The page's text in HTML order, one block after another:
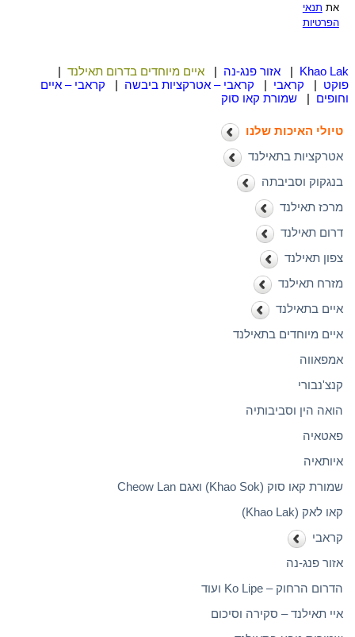
את תנאי
הפרטיות
Khao Lak
| אזור פנג-נה | איים מיוחדים בדרום תאילנד |
פוקט | קראבי | קראבי – אטרקציות ביבשה | קראבי – איים
וחופים | שמורת קאו סוק
טיולי האיכות שלנו
אטרקציות בתאילנד
בנגקוק וסביבתה
מרכז תאילנד
דרום תאילנד
צפון תאילנד
מזרח תאילנד
איים בתאילנד
איים מיוחדים בתאילנד
אמפאווה
קנצ'נבורי
הואה הין וסביבותיה
פאטאיה
איותאיה
שמורת קאו סוק (Khao Sok) ואגם Cheow Lan
קאו לאק (Khao Lak)
קראבי
אזור פנג-נה
הדרום הרחוק – Ko Lipe ועוד
איי תאילנד – סקירה וסיכום